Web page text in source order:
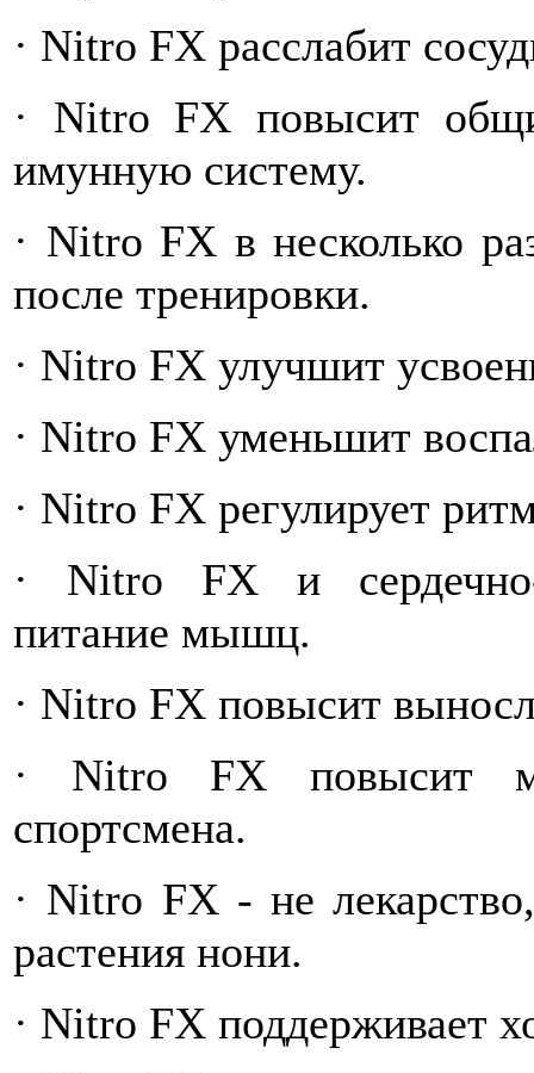
· Nitro FX расслабит
· Nitro FX повысит
имунную систему.
· Nitro FX в несколько
после тренировки.
· Nitro FX улучшит
· Nitro FX уменьшит
· Nitro FX регулирует
· Nitro FX и сердечно-
питание мышц.
· Nitro FX повысит
· Nitro FX повысит
спортсмена.
· Nitro FX - не
растения нони.
· Nitro FX поддерживает